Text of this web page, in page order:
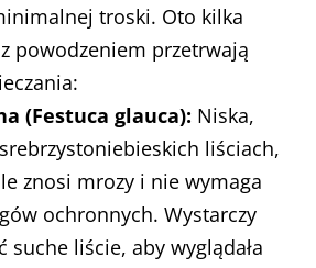
troski. Oto kilka
powodzeniem przetrwają
(Festuca glauca): Niska,
liściach,
znosi mrozy i nie wymaga
ochronnych. Wystarczy
suche liście, aby wyglądała